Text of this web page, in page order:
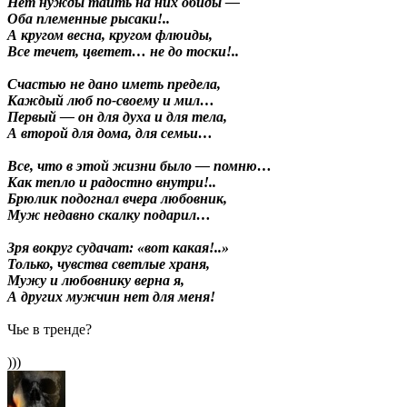
Оба племенные рысаки!..
А кругом весна, кругом флюиды,
Все течет, цветет… не до тоски!..
Счастью не дано иметь предела,
Каждый люб по-своему и мил…
Первый — он для духа и для тела,
А второй для дома, для семьи…
Все, что в этой жизни было — помню…
Как тепло и радостно внутри!..
Брюлик подогнал вчера любовник,
Муж недавно скалку подарил…
Зря вокруг судачат: «вот какая!..»
Только, чувства светлые храня,
Мужу и любовнику верна я,
А других мужчин нет для меня!
Чье в тренде?
)))